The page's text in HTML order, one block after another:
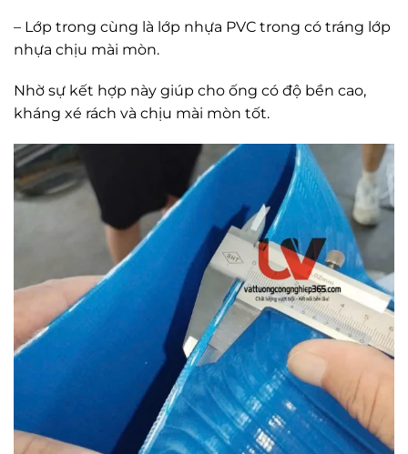
– Lớp trong cùng là lớp nhựa PVC trong có tráng lớp
nhựa chịu mài mòn.
Nhờ sự kết hợp này giúp cho ống có độ bền cao,
kháng xé rách và chịu mài mòn tốt.